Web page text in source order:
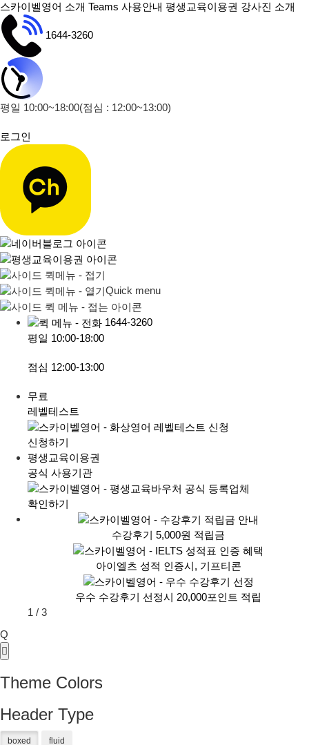
스카이벨영어 소개 Teams 사용안내 평생교육이용권 강사진 소개
1644-3260
평일 10:00~18:00(점심 : 12:00~13:00)
로그인
Quick menu
1644-3260
평일 10:00-18:00
점심 12:00-13:00
무료
레벨테스트
신청하기
평생교육이용권
공식 사용기관
확인하기
수강후기 5,000원 적립금
아이엘츠 성적 인증시, 기프티콘
우수 수강후기 선정시 20,000포인트 적립
1 / 3
Q
Theme Colors
Header Type